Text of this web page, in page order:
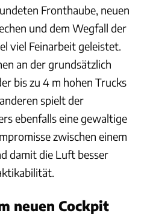
Fronthaube, neuen
und dem Wegfall der
viel Feinarbeit geleistet.
an der grundsätzlich
bis zu 4 m hohen Trucks
spielt der
ebenfalls eine gewaltige
zwischen einem
damit die Luft besser
neuen Cockpit